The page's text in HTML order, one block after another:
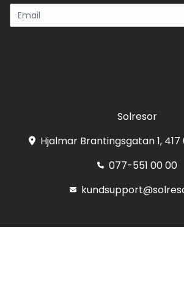
Solresor
Hjalmar Brantingsgatan 1,
077-551 00 00